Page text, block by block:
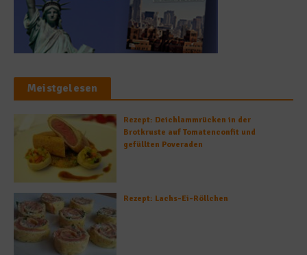
Meistgelesen
Rezept: Deichlammrücken in der
Brotkruste auf Tomatenconfit und
gefüllten Poveraden
Rezept: Lachs-Ei-Röllchen